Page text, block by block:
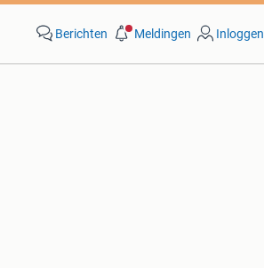
Berichten Meldingen Inloggen